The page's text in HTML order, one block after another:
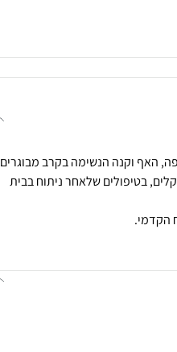
האף וקנה הנשימה בקרב מבוגרים
בטיפולים שלאחר ניתוח בבית